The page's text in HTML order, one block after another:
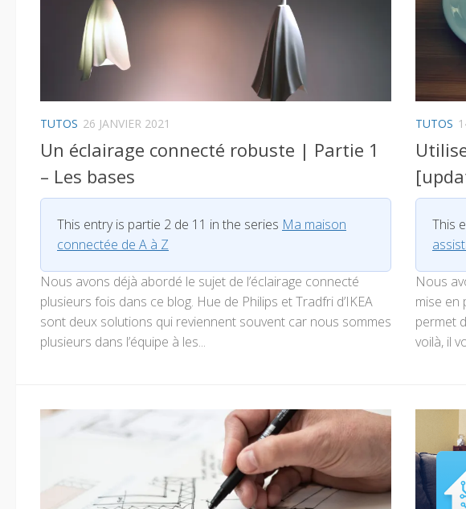
TUTOS 26 JANVIER 2021
Un éclairage connecté robuste | Partie 1
– Les bases
This entry is partie 2 de 11 in the series Ma maison
connectée de A à Z
Nous avons déjà abordé le sujet de l’éclairage connecté
plusieurs fois dans ce blog. Hue de Philips et Tradfri d’IKEA
sont deux solutions qui reviennent souvent car nous sommes
plusieurs dans l’équipe à les...
TUTOS
This
Nous
mise en
permet
voilà, il